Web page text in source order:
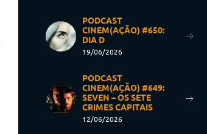
PODCAST
CINEM(AÇÃO) #650:
DIA D
19/06/2026
PODCAST
CINEM(AÇÃO) #649:
SEVEN – OS SETE
CRIMES CAPITAIS
12/06/2026